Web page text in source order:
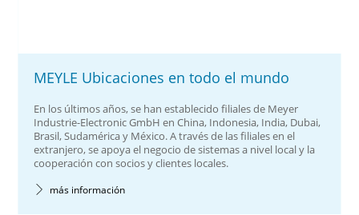
MEYLE Ubicaciones en todo el mundo
En los últimos años, se han establecido filiales de Meyer
Industrie-Electronic GmbH en China, Indonesia, India, Dubai,
Brasil, Sudamérica y México. A través de las filiales en el
extranjero, se apoya el negocio de sistemas a nivel local y la
cooperación con socios y clientes locales.
más información